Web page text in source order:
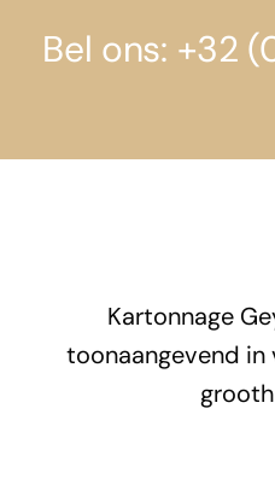
Bel ons: +32
Kartonnage
toonaangevend in